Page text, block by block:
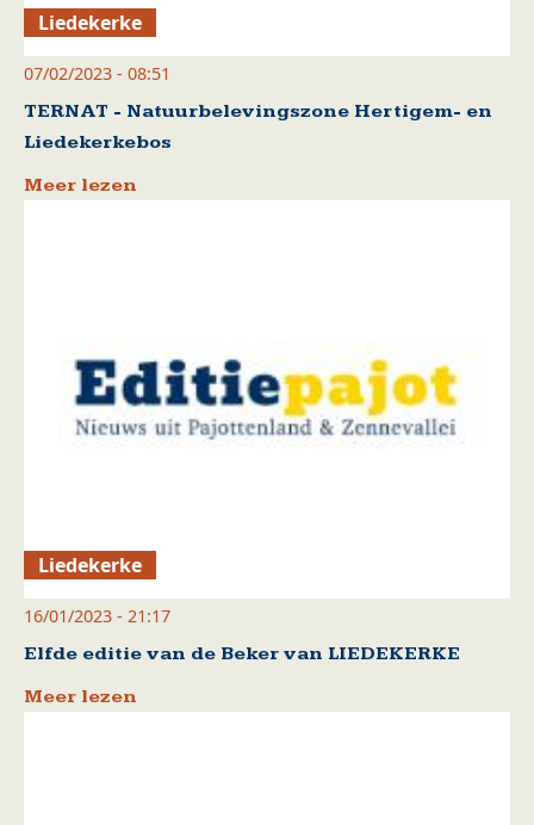
Liedekerke
07/02/2023 - 08:51
TERNAT - Natuurbelevingszone Hertigem- en
Liedekerkebos
Meer lezen
Liedekerke
16/01/2023 - 21:17
Elfde editie van de Beker van LIEDEKERKE
Meer lezen